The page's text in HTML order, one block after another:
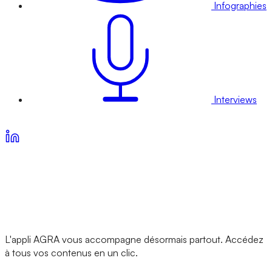
Infographies
Interviews
L'appli AGRA vous accompagne désormais partout. Accédez
à tous vos contenus en un clic.